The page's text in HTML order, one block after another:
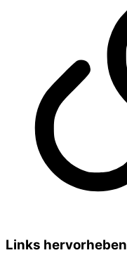
Links hervorheben